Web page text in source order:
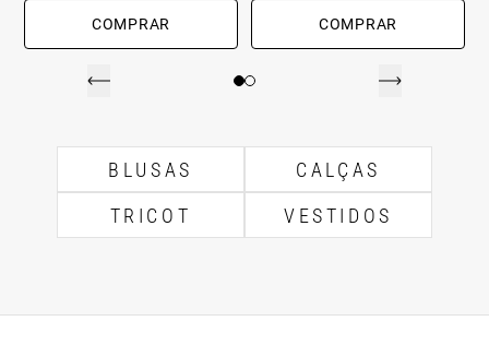
COMPRAR COMPRAR
BLUSAS
CALÇAS
TRICOT
VESTIDOS